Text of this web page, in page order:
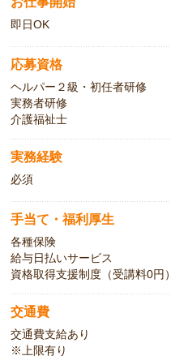
即日OK
応募資格
ヘルパー２級・初任者研修
実務者研修
介護福祉士
実務経験
必須
手当て・福利厚生
各種保険
給与日払いサービス
資格取得支援制度（受講料0円）
交通費
交通費支給あり
※上限有り